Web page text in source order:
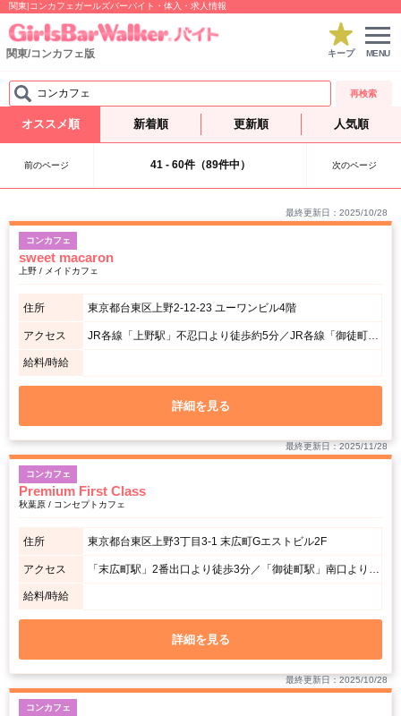
関東|コンカフェガールズバーバイト・体入・求人情報
関東/コンカフェ版 キープ MENU
コンカフェ 再検索
オススメ順 新着順 更新順 人気順
前のページ 41 - 60件（89件中） 次のページ
最終更新日：2025/10/28
コンカフェ
sweet macaron
上野 / メイドカフェ
住所 東京都台東区上野2-12-23 ユーワンビル4階
アクセス JR各線「上野駅」不忍口より徒歩約5分／JR各線「御徒町駅」北口より徒歩約5分／東京メトロ銀座線「上野広小路駅」A3出口より徒歩約3分
給料/時給
詳細を見る
最終更新日：2025/11/28
コンカフェ
Premium First Class
秋葉原 / コンセプトカフェ
住所 東京都台東区上野3丁目3-1 末広町Gエストビル2F
アクセス 「末広町駅」2番出口より徒歩3分／「御徒町駅」南口より徒歩5分／「秋葉原駅」電気街口より徒歩7分
給料/時給
詳細を見る
最終更新日：2025/10/28
コンカフェ